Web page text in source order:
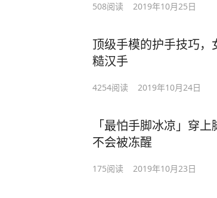
508阅读 2019年10月25日
顶级手模的护手技巧，
糙汉手
4254阅读 2019年10月24日
「最怕手脚冰凉」穿
不会被冻醒
175阅读 2019年10月23日